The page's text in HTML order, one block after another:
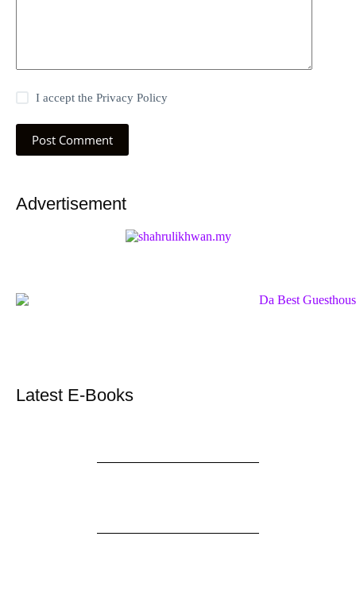
I accept thePrivacy Policy
Post Comment
Advertisement
Latest E-Books